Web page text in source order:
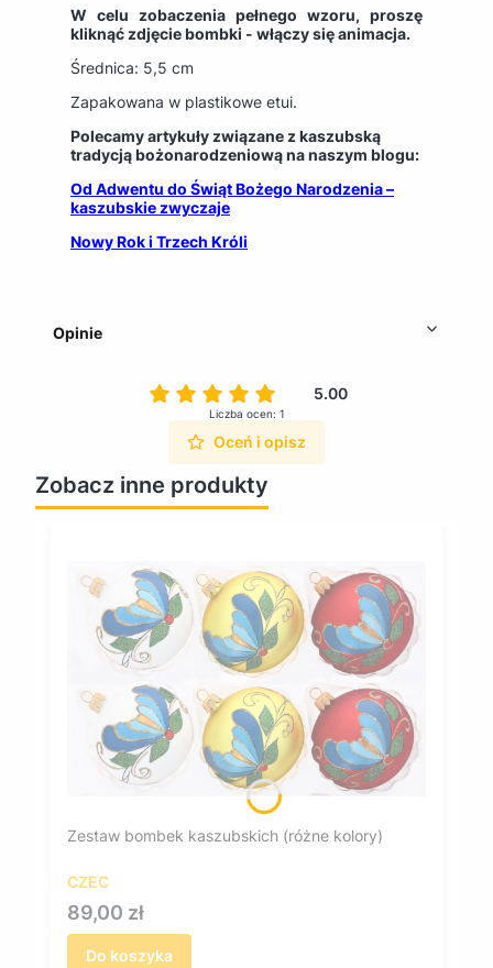
W celu zobaczenia pełnego wzoru, proszę
kliknąć zdjęcie bombki - włączy się animacja.
Średnica: 5,5 cm
Zapakowana w plastikowe etui.
Polecamy artykuły związane z kaszubską
tradycją bożonarodzeniową na naszym blogu:
Od Adwentu do Świąt Bożego Narodzenia –
kaszubskie zwyczaje
Nowy Rok i Trzech Króli
Opinie
5.00
Liczba ocen: 1
Oceń i opisz
Zobacz inne produkty
Zestaw bombek kaszubskich (różne kolory)
CZEC
Cena
89,00 zł
Do koszyka